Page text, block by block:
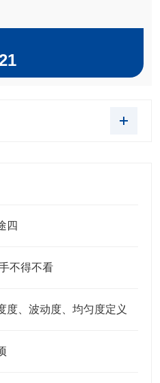
四
不得不看
度、波动度、均匀度定义